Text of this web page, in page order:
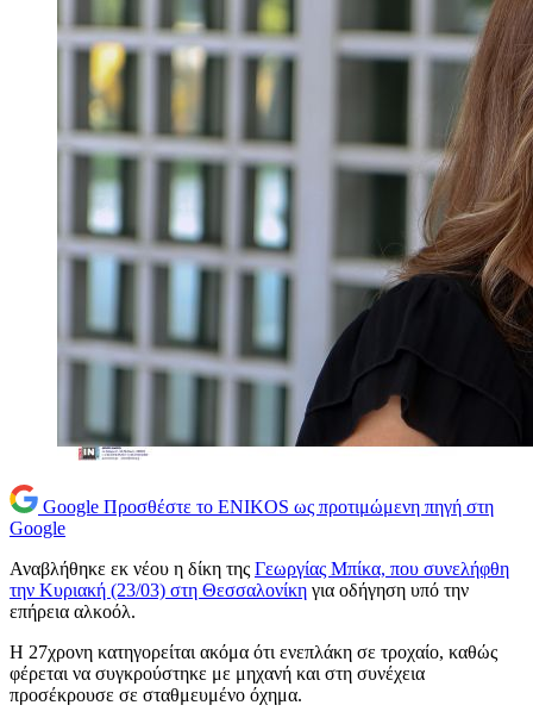
Google Προσθέστε το ENIKOS ως προτιμώμενη πηγή στη
Google
Αναβλήθηκε εκ νέου η δίκη της Γεωργίας Μπίκα, που συνελήφθη
την Κυριακή (23/03) στη Θεσσαλονίκη για οδήγηση υπό την
επήρεια αλκοόλ.
Η 27χρονη κατηγορείται ακόμα ότι ενεπλάκη σε τροχαίο, καθώς
φέρεται να συγκρούστηκε με μηχανή και στη συνέχεια
προσέκρουσε σε σταθμευμένο όχημα.